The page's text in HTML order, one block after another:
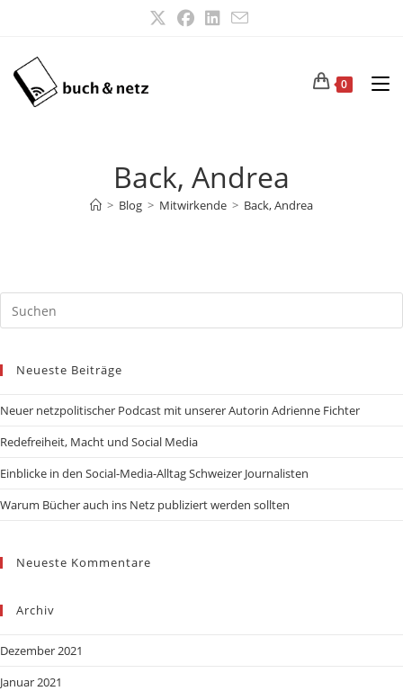
0
Back, Andrea
> Blog > Mitwirkende > Back, Andrea
Neueste Beiträge
Neuer netzpolitischer Podcast mit unserer Autorin Adrienne Fichter
Redefreiheit, Macht und Social Media
Einblicke in den Social-Media-Alltag Schweizer Journalisten
Warum Bücher auch ins Netz publiziert werden sollten
Neueste Kommentare
Archiv
Dezember 2021
Januar 2021